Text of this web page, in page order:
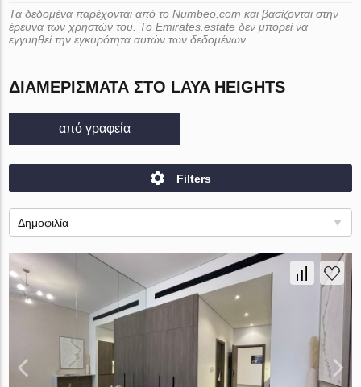
Τα δεδομένα παρέχονται από το Numbeo.com και βασίζονται στην
έρευνα των χρηστών του. Το Emirates.estate δεν μπορεί να
εγγυηθεί την εγκυρότητα αυτών των δεδομένων.
ΔΙΑΜΕΡΊΣΜΑΤΑ ΣΤΟ LAYA HEIGHTS
από γραφεία
Filters
Δημοφιλία